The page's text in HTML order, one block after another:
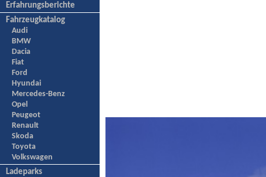
Erfahrungsberichte
Fahrzeugkatalog
Audi
BMW
Dacia
Fiat
Ford
Hyundai
Mercedes-Benz
Opel
Peugeot
Renault
Skoda
Toyota
Volkswagen
Ladeparks